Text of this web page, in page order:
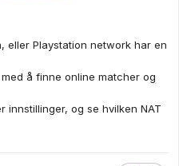
eller Playstation network har en
å finne online matcher og
innstillinger, og se hvilken NAT